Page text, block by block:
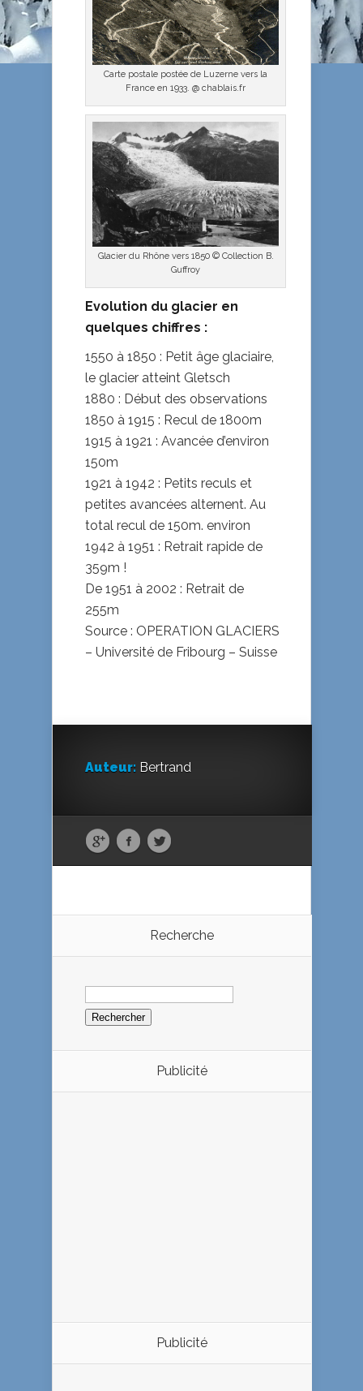
Carte postale postée de Luzerne vers la
France en 1933. @ chablais.fr
Glacier du Rhône vers 1850 © Collection B.
Guffroy
Evolution du glacier en
quelques chiffres :
1550 à 1850 : Petit âge glaciaire,
le glacier atteint Gletsch
1880 : Début des observations
1850 à 1915 : Recul de 1800m
1915 à 1921 : Avancée d’environ
150m
1921 à 1942 : Petits reculs et
petites avancées alternent. Au
total recul de 150m. environ
1942 à 1951 : Retrait rapide de
359m !
De 1951 à 2002 : Retrait de
255m
Source : OPERATION GLACIERS
– Université de Fribourg – Suisse
Auteur: Bertrand
Recherche
Rechercher :
Publicité
Publicité